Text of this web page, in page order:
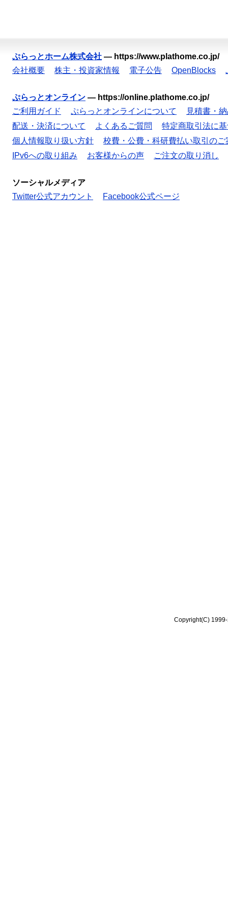
ぷらっとホーム株式会社 — https://www.plathome.co.jp/
会社概要
株主・投資家情報 電子公告 OpenBlocks
ぷらっとオンライン — https://online.plathome.co.jp/
ご利用ガイド
ぷらっとオンラインについて
見積書・
配送・決済について
よくあるご質問
特定商取引法に
個人情報取り扱い方針
校費・公費・科研費払い取引のご
IPv6への取り組み
お客様からの声 ご注文の取り消し
ソーシャルメディア
Twitter公式アカウント
Facebook公式ページ
Copyright(C)